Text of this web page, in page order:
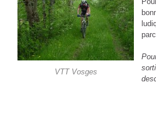
VTT Vosges